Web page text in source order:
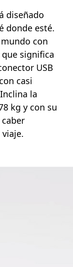
diseñado
donde esté.
con
significa
USB
casi
la
kg y con su